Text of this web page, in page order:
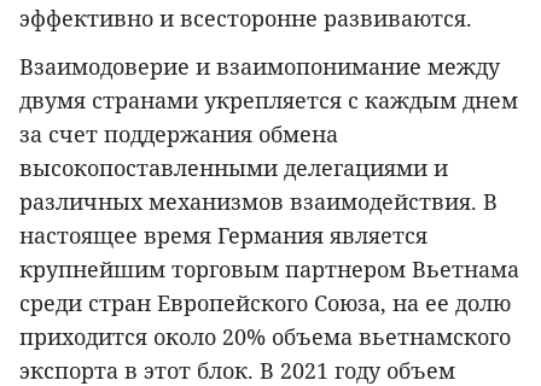
эффективно и всесторонне развиваются.
Взаимодоверие и взаимопонимание между
двумя странами укрепляется с каждым днем
за счет поддержания обмена
высокопоставленными делегациями и
различных механизмов взаимодействия. В
настоящее время Германия является
крупнейшим торговым партнером Вьетнама
среди стран Европейского Союза, на ее долю
приходится около 20% объема вьетнамского
экспорта в этот блок. В 2021 году объем